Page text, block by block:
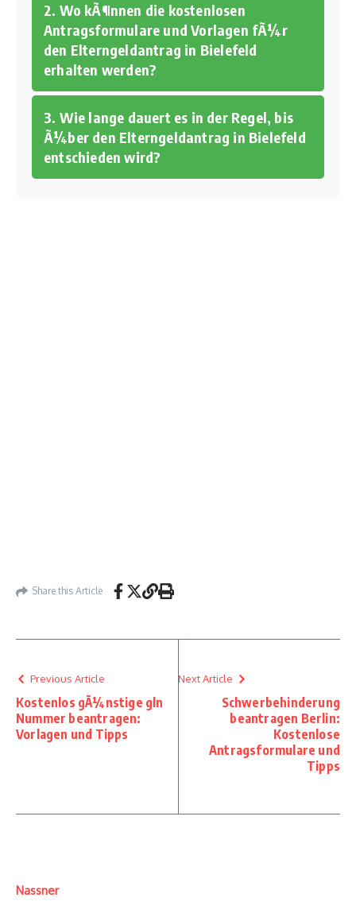
2. Wo kÃ¶nnen die kostenlosen
Antragsformulare und Vorlagen fÃ¼r
den Elterngeldantrag in Bielefeld
erhalten werden?
3. Wie lange dauert es in der Regel, bis
Ã¼ber den Elterngeldantrag in Bielefeld
entschieden wird?
Share this Article
Previous Article
Kostenlos gÃ¼nstige gln
Nummer beantragen:
Vorlagen und Tipps
Next Article
Schwerbehinderung
beantragen Berlin:
Kostenlose
Antragsformulare und
Tipps
Nassner